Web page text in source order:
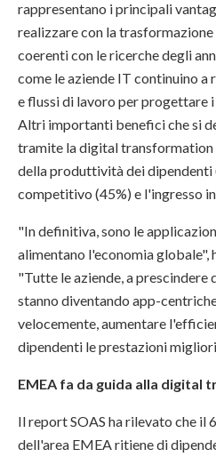
rappresentano i principali
realizzare con la
coerenti con le ricerche degli
come le aziende IT continuino
e flussi di lavoro per progettare
Altri importanti benefici che si
tramite la digital
della produttività dei dipendenti
competitivo (45%) e l'ingresso
"In definitiva, sono le
alimentano l'economia
"Tutte le aziende, a prescindere
stanno diventando app-
velocemente, aumentare
dipendenti le prestazioni
EMEA fa da guida alla digital
Il report SOAS ha rilevato che il
dell'area EMEA ritiene di